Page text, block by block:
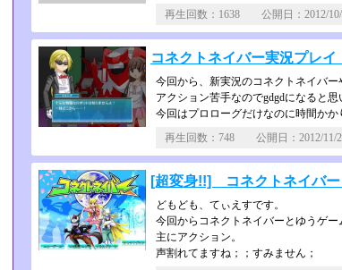
再生回数：1638 公開日：
コネクトネイバー実況プレ
今回から、新実況のコネクトネイバー
アクション苦手なのでgdgdになると
今回はプロローグだけなのに時間かか
再生回数：748 公開日：2012/
[超変身!!] コネクトネイバ
どもども、てぃえすです。
今回からコネクトネイバーとゆうゲー
主にアクション。
声割れてますね；；すみません；